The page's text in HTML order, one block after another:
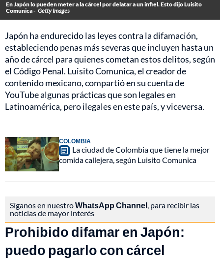
En Japón lo pueden meter a la cárcel por delatar a un infiel. Esto dijo Luisito
Comunica - Getty Images
Japón ha endurecido las leyes contra la difamación,
estableciendo penas más severas que incluyen hasta un
año de cárcel para quienes cometan estos delitos, según
el Código Penal. Luisito Comunica, el creador de
contenido mexicano, compartió en su cuenta de
YouTube algunas prácticas que son legales en
Latinoamérica, pero ilegales en este país, y viceversa.
COLOMBIA
La ciudad de Colombia que tiene la mejor
comida callejera, según Luisito Comunica
Síganos en nuestroWhatsApp Channel, para recibir las
noticias de mayor interés
Prohibido difamar en Japón:
puedo pagarlo con cárcel